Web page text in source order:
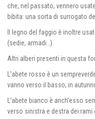
che, nel passato, vennero
bibita: una sorta di surrogato
Il legno del faggio è inoltre
(sedie, armadi…).
Altri alberi presenti in questa
L’abete rosso è un
vanno verso il basso; in
L’abete bianco è anch’esso
verso sinistra e destra dei rami